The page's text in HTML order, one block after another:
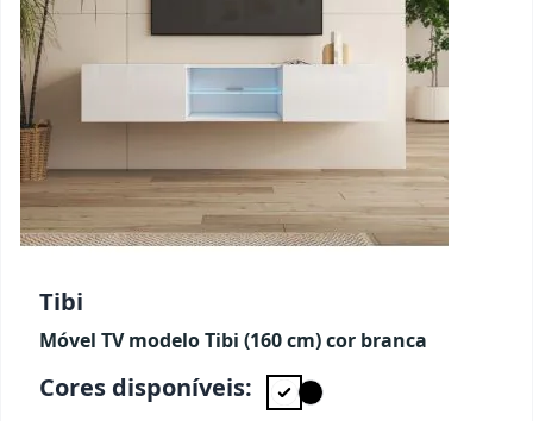
Tibi
Móvel TV modelo Tibi (160 cm) cor branca
Cores disponíveis: